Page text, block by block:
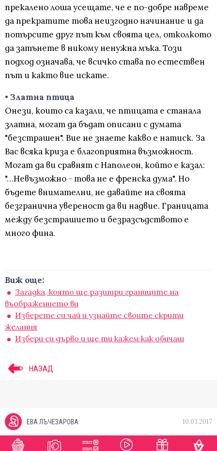
прекалено лоша усещате, че е по-добре навреме
да прекратите това неизгодно начинание и да
потърсите друг път към своята цел, отколкото
да затънете в никому ненужна мъка. Този
подход означава, че всичко става по естествен
път и както вие искате.
• Златна птица
Онези, които са казали, че птицата е станала
златна, могат да бъдат описани с думата
"безстрашен". Вие не знаете какво е натиск. За
Вас всяка криза е благоприятна възможност.
Могат да ви сравнят с Наполеон, който е казал:
"…Невъзможно - това не е френска дума". Но
бъдете внимателни, не давайте на своята
безгранична увереност да ви надвие. Границата
между безстрашието и безразсъдството е
много фина.
Виж още:
Загадка, която ще разшири границите на
въображението ви
Изберете си чай и узнайте своите скрити
желания
Избери си дърво и ще ти кажем как обичаш
НАЗАД
ЕВА ЛЪЧЕЗАРОВА 10.03.2017